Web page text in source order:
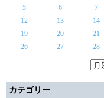
5
6 7
12
13 14
19
20 21
26
27 28
カテゴリー